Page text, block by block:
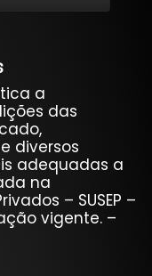
a
das
diversos
adequadas a
na
– SUSEP –
vigente. –